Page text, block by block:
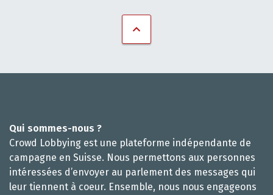
Qui sommes-nous ?
Crowd Lobbying est une plateforme indépendante de
campagne en Suisse. Nous permettons aux personnes
intéressées d’envoyer au parlement des messages qui
leur tiennent à coeur. Ensemble, nous nous engageons